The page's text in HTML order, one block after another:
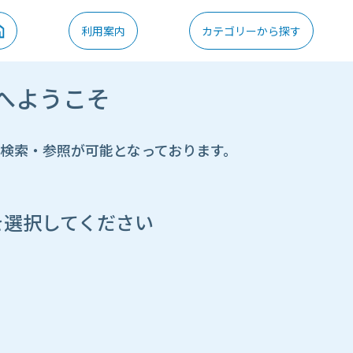
利用案内 カテゴリーから探す
ようこそ
・参照が可能となっております。
択してください